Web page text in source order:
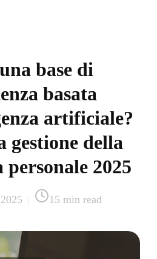
base di
basata
artificiale?
gestione della
personale 2025
15 min read